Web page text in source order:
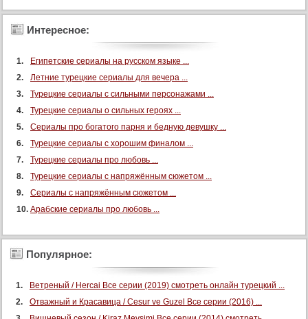
46 серия
47 серия
47 серия (суб)
48 серия
49 серия (суб)
50 серия
50 серия (суб)
51 серия
51 серия (суб)
52 серия
53 серия
Интересное:
Египетские сериалы на русском языке ...
Летние турецкие сериалы для вечера ...
Турецкие сериалы с сильными персонажами ...
Турецкие сериалы о сильных героях ...
Сериалы про богатого парня и бедную девушку ...
Турецкие сериалы с хорошим финалом ...
Турецкие сериалы про любовь ...
Турецкие сериалы с напряжённым сюжетом ...
Сериалы с напряжённым сюжетом ...
Арабские сериалы про любовь ...
Популярное:
Ветреный / Hercai Все серии (2019) смотреть онлайн турецкий ...
Отважный и Красавица / Cesur ve Guzel Все серии (2016) ...